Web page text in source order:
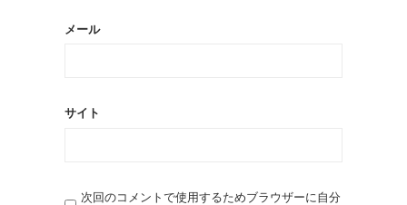
メール
サイト
次回のコメントで使用するためブラウザーに自分